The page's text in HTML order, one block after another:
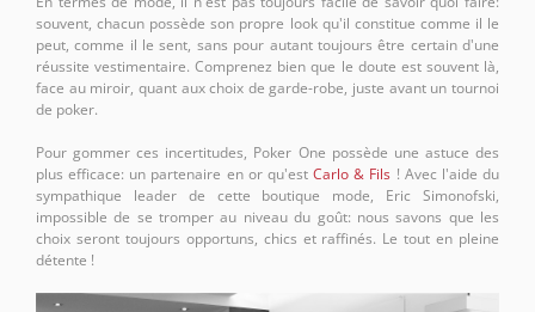
souvent, chacun possède son propre look qu'il constitue comme il le
peut, comme il le sent, sans pour autant toujours être certain d'une
réussite vestimentaire. Comprenez bien que le doute est souvent là,
face au miroir, quant aux choix de garde-robe, juste avant un tournoi
de poker.
Pour gommer ces incertitudes, Poker One possède une astuce des
plus efficace: un partenaire en or qu'estCarlo & Fils ! Avec l'aide du
sympathique leader de cette boutique mode, Eric Simonofski,
impossible de se tromper au niveau du goût: nous savons que les
choix seront toujours opportuns, chics et raffinés. Le tout en pleine
détente !